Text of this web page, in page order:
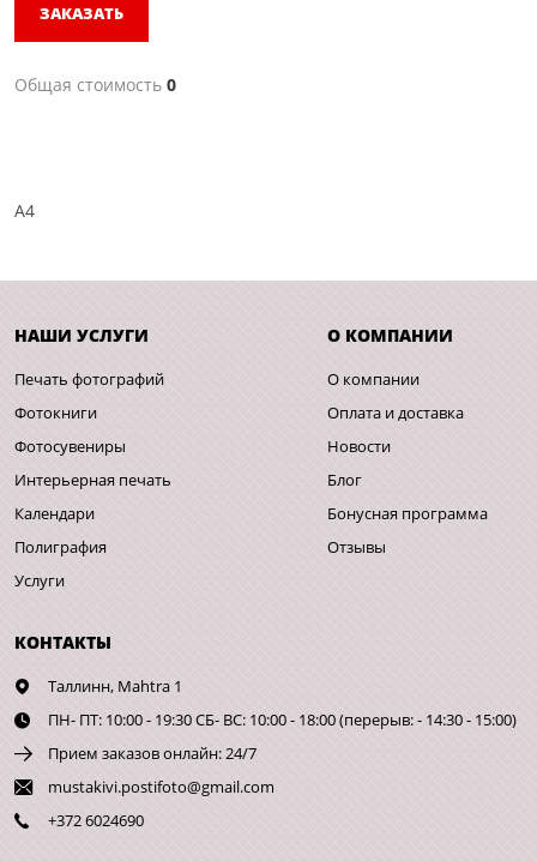
ЗАКАЗАТЬ
Общая стоимость 0
A4
НАШИ УСЛУГИ
Печать фотографий
Фотокниги
Фотосувениры
Интерьерная печать
Календари
Полиграфия
Услуги
О КОМПАНИИ
О компании
Оплата и доставка
Новости
Блог
Бонусная программа
Отзывы
КОНТАКТЫ
Таллинн, Mahtra 1
ПН- ПТ: 10:00 - 19:30 СБ- ВС: 10:00 - 18:00 (перерыв: - 14:30 - 15:00)
Прием заказов онлайн: 24/7
mustakivi.postifoto@gmail.com
+372 6024690